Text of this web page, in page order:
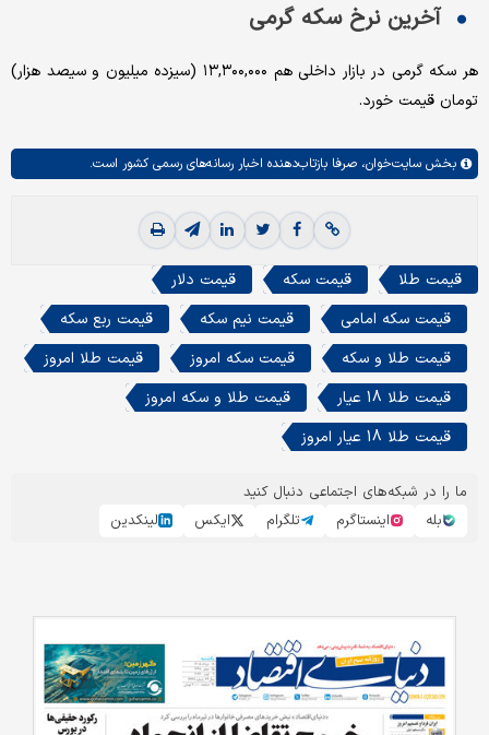
آخرین نرخ سکه گرمی
هر سکه گرمی در بازار داخلی هم ۱۳,۳۰۰,۰۰۰ (سیزده میلیون و سیصد هزار)
تومان قیمت خورد.
بخش سایت‌خوان، صرفا بازتاب‌دهنده اخبار رسانه‌های رسمی کشور است.
قیمت طلا قیمت سکه
قیمت دلار
قیمت سکه امامی
قیمت نیم سکه
قیمت ربع سکه
قیمت طلا و سکه
قیمت سکه امروز
قیمت طلا امروز
قیمت طلا 18 عیار
قیمت طلا و سکه امروز
قیمت طلا 18 عیار امروز
ما را در شبکه‌های اجتماعی دنبال کنید
بله
اینستاگرم تلگرام ایکس لینکدین